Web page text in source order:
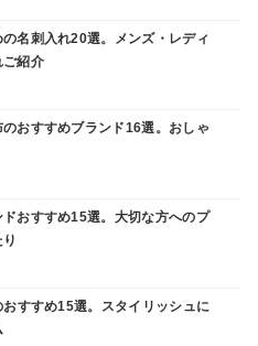
名刺入れ20選。メンズ・レディ
ご紹介
のおすすめブランド16選。おしゃ
おすすめ15選。大切な方へのプ
すすめ15選。スタイリッシュに